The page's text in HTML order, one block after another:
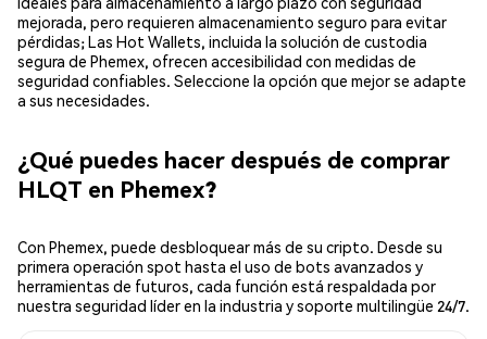
mejorada, pero requieren almacenamiento seguro para evitar
pérdidas; Las Hot Wallets, incluida la solución de custodia
segura de Phemex, ofrecen accesibilidad con medidas de
seguridad confiables. Seleccione la opción que mejor se adapte
a sus necesidades.
¿Qué puedes hacer después de comprar
HLQT en Phemex?
Con Phemex, puede desbloquear más de su cripto. Desde su
primera operación spot hasta el uso de bots avanzados y
herramientas de futuros, cada función está respaldada por
nuestra seguridad líder en la industria y soporte multilingüe 24/7.